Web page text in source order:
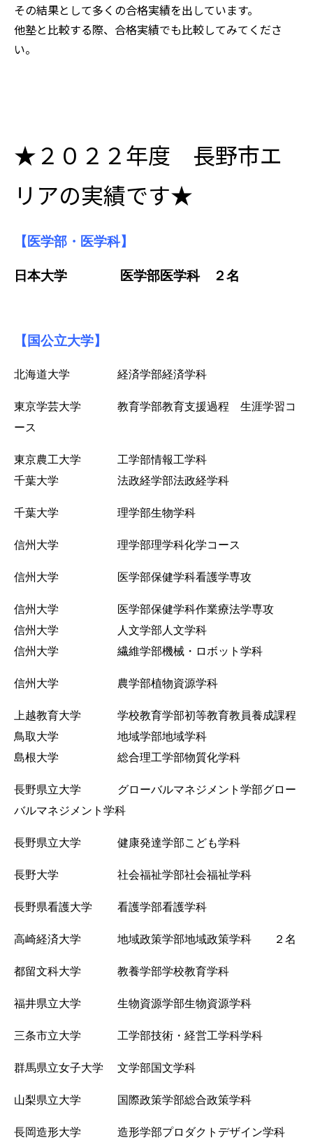
その結果として多くの合格実績を出しています。
他塾と比較する際、合格実績でも比較してみてくださ
い。
★２０２２年度 長野市エ
リアの実績です★
【医学部・医学科】
日本大学 医学部医学科 ２名
【国公立大学】
北海道大学 経済学部経済学科
東京学芸大学 教育学部教育支援過程 生涯学習コ
ース
東京農工大学 工学部情報工学科
千葉大学 法政経学部法政経学科
千葉大学 理学部生物学科
信州大学 理学部理学科化学コース
信州大学 医学部保健学科看護学専攻
信州大学 医学部保健学科作業療法学専攻
信州大学 人文学部人文学科
信州大学 繊維学部機械・ロボット学科
信州大学 農学部植物資源学科
上越教育大学 学校教育学部初等教育教員養成課程
鳥取大学 地域学部地域学科
島根大学 総合理工学部物質化学科
長野県立大学 グローバルマネジメント学部グロー
バルマネジメント学科
長野県立大学 健康発達学部こども学科
長野大学 社会福祉学部社会福祉学科
長野県看護大学 看護学部看護学科
高崎経済大学 地域政策学部地域政策学科 ２名
都留文科大学 教養学部学校教育学科
福井県立大学 生物資源学部生物資源学科
三条市立大学 工学部技術・経営工学科学科
群馬県立女子大学 文学部国文学科
山梨県立大学 国際政策学部総合政策学科
長岡造形大学 造形学部プロダクトデザイン学科